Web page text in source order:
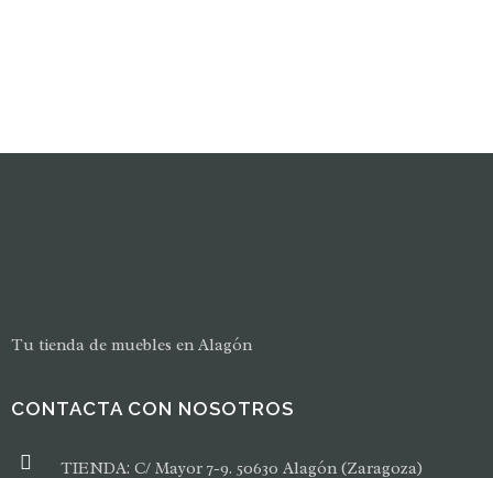
Tu tienda de muebles en Alagón
CONTACTA CON NOSOTROS
TIENDA: C/ Mayor 7-9. 50630 Alagón (Zaragoza)